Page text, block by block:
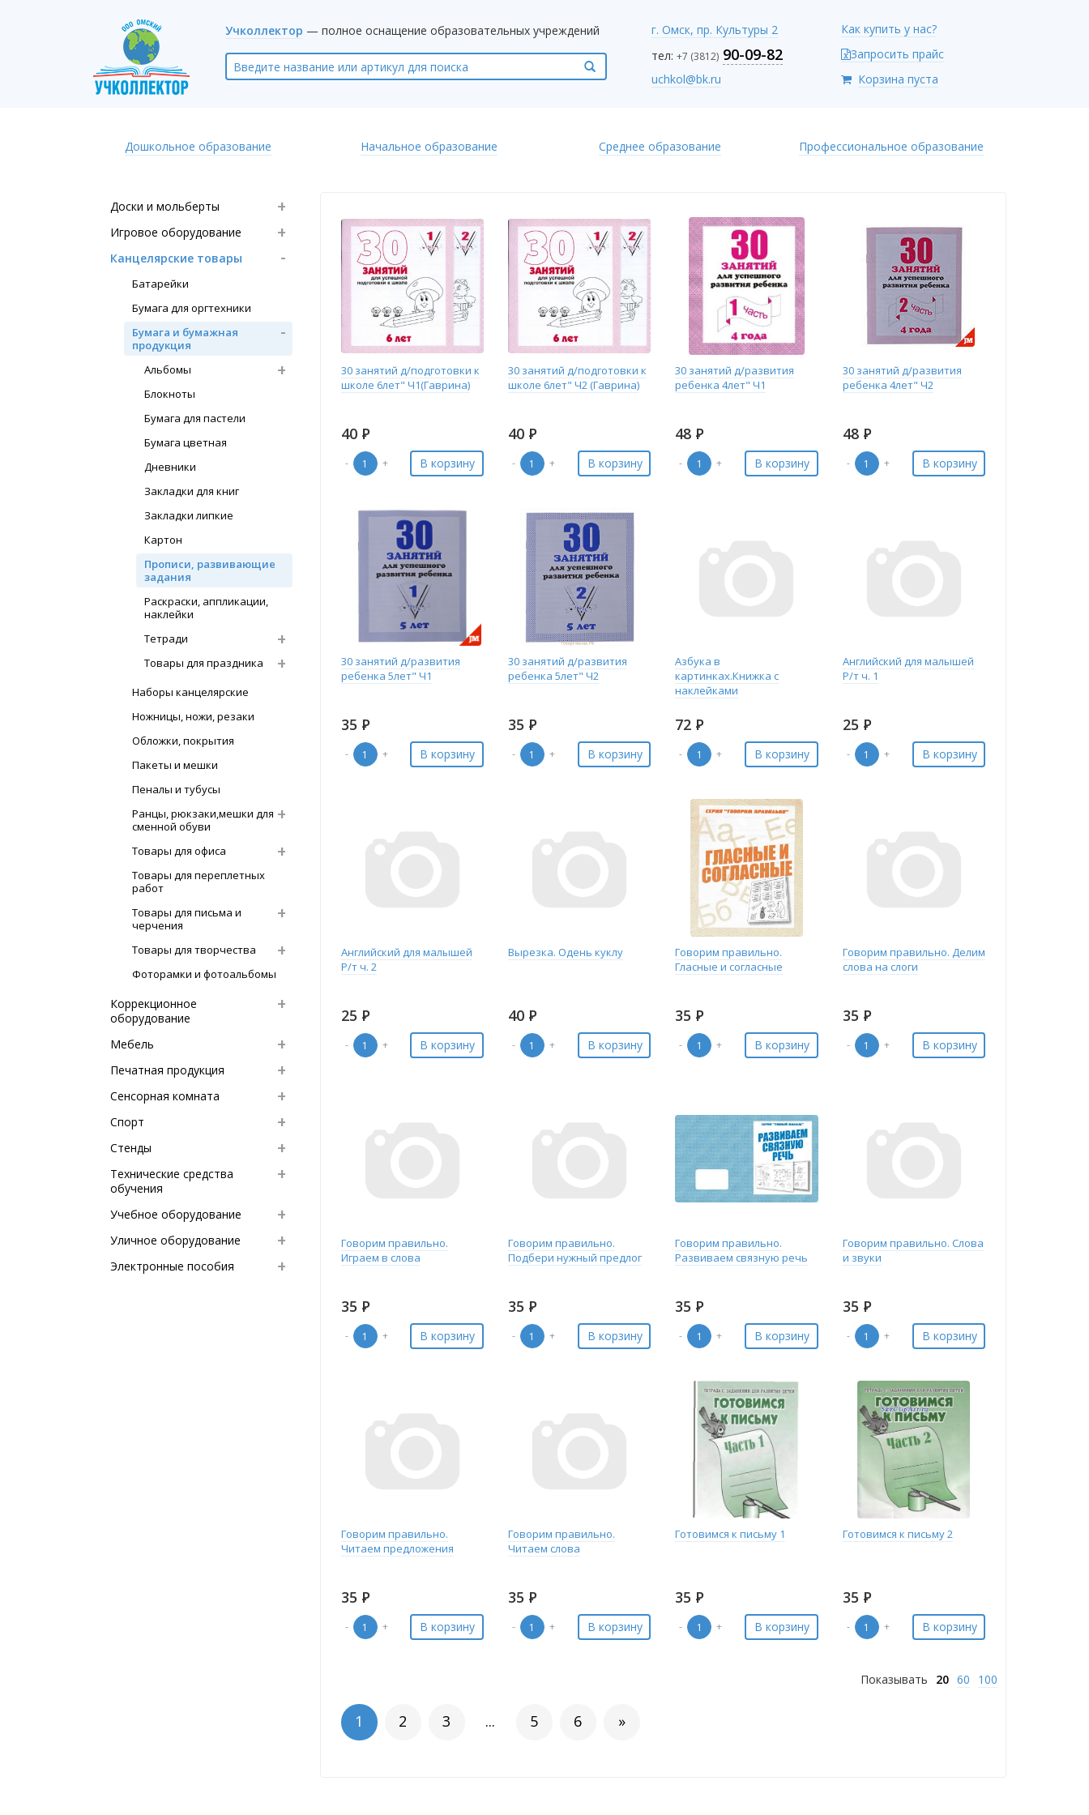
Учколлектор — полное оснащение образовательных учреждений
г. Омск, пр. Культуры 2
тел: +7 (3812) 90-09-82
uchkol@bk.ru
Как купить у нас?
Запросить прайс
Корзина пуста
Дошкольное образование Начальное образование Среднее образование Профессиональное образование
Доски и мольберты
Игровое оборудование
Канцелярские товары
Батарейки
Бумага для оргтехники
Бумага и бумажная
продукция
Альбомы
Блокноты
Бумага для пастели
Бумага цветная
Дневники
Закладки для книг
Закладки липкие
Картон
Прописи, развивающие
задания
Раскраски, аппликации,
наклейки
Тетради
Товары для праздника
Наборы канцелярские
Ножницы, ножи, резаки
Обложки, покрытия
Пакеты и мешки
Пеналы и тубусы
Ранцы, рюкзаки,мешки для
сменной обуви
Товары для офиса
Товары для переплетных
работ
Товары для письма и
черчения
Товары для творчества
Фоторамки и фотоальбомы
Коррекционное
оборудование
Мебель
Печатная продукция
Сенсорная комната
Спорт
Стенды
Технические средства
обучения
Учебное оборудование
Уличное оборудование
Электронные пособия
30 занятий д/подготовки к
школе 6лет" Ч1(Гаврина)
40 Р
- + В корзину
30 занятий д/подготовки к
школе 6лет" Ч2 (Гаврина)
40 Р
- + В корзину
30 занятий д/развития
ребенка 4лет" Ч1
48 Р
- + В корзину
30 занятий д/развития
ребенка 4лет" Ч2
48 Р
- + В корзину
30 занятий д/развития
ребенка 5лет" Ч1
35 Р
- + В корзину
30 занятий д/развития
ребенка 5лет" Ч2
35 Р
- + В корзину
Азбука в
картинках.Книжка с
наклейками
72 Р
- + В корзину
Английский для малышей
Р/т ч. 1
25 Р
- + В корзину
Английский для малышей
Р/т ч. 2
25 Р
- + В корзину
Вырезка. Одень куклу
40 Р
- + В корзину
Говорим правильно.
Гласные и согласные
35 Р
- + В корзину
Говорим правильно. Делим
слова на слоги
35 Р
- + В корзину
Говорим правильно.
Играем в слова
35 Р
- + В корзину
Говорим правильно.
Подбери нужный предлог
35 Р
- + В корзину
Говорим правильно.
Развиваем связную речь
35 Р
- + В корзину
Говорим правильно. Слова
и звуки
35 Р
- + В корзину
Говорим правильно.
Читаем предложения
35 Р
- + В корзину
Говорим правильно.
Читаем слова
35 Р
- + В корзину
Готовимся к письму 1
35 Р
- + В корзину
Готовимся к письму 2
35 Р
- + В корзину
1 2 3 ... 5 6 »
Показывать 20 60 100